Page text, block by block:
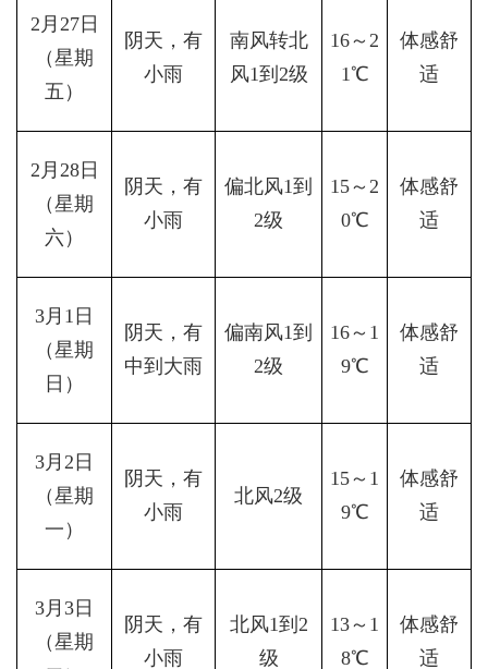
2月27日
（星期
五）
阴天，有
小雨
南风转北
风1到2级
16～2
1℃
体感舒
适
2月28日
（星期
六）
阴天，有
小雨
偏北风1到
2级
15～2
0℃
体感舒
适
3月1日
（星期
日）
阴天，有
中到大雨
偏南风1到
2级
16～1
9℃
体感舒
适
3月2日
（星期
一）
阴天，有
小雨
北风2级
15～1
9℃
体感舒
适
3月3日
（星期
阴天，有
小雨
北风1到2
级
13～1
8℃
体感舒
适